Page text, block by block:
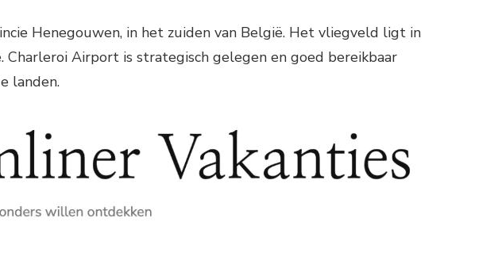
Henegouwen, in het zuiden van België. Het vliegveld ligt in
Airport is strategisch gelegen en goed bereikbaar
landen.